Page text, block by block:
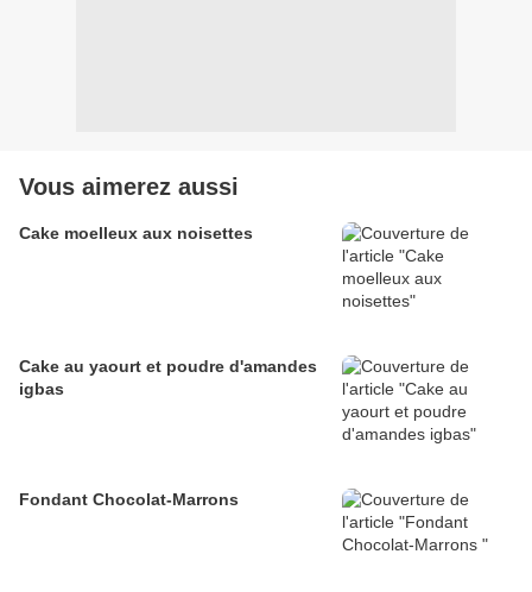
Vous aimerez aussi
Cake moelleux aux noisettes
Cake au yaourt et poudre d'amandes
igbas
Fondant Chocolat-Marrons